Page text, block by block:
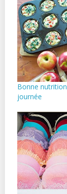
Bonne
journée